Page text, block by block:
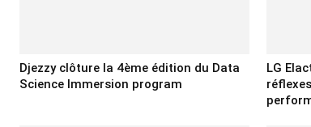
Djezzy clôture la 4ème édition du Data
Science Immersion program
LG